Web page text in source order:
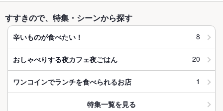
すすきので、特集・シーンから探す
辛いものが食べたい！ 8
おしゃべりする夜カフェ夜ごはん 20
ワンコインでランチを食べられるお店 1
特集一覧を見る